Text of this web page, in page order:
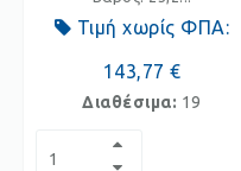
Τιμή χωρίς ΦΠΑ:
143,77 €
Διαθέσιμα: 19